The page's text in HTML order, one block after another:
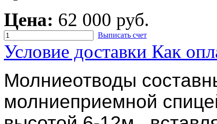
Цена: 62 000 руб.
Выписать счет
Условие доставки Как
Молниеотводы
молниеприемной